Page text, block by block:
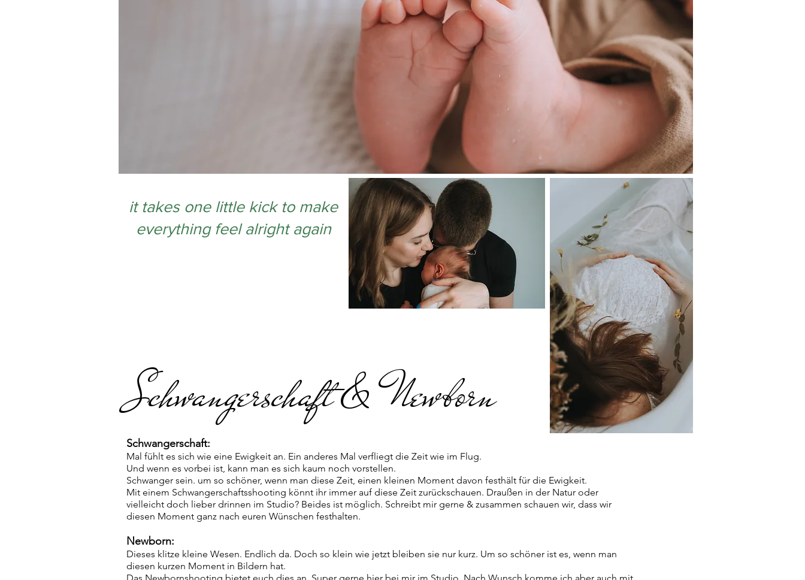
it takes one little kick to make
everything feel alright again
Schwangerschaft & Newborn
Schwangerschaft:
Mal fühlt es sich wie eine Ewigkeit an. Ein anderes Mal verfliegt die Zeit wie im Flug.
Und wenn es vorbei ist, kann man es sich kaum noch vorstellen.
Schwanger sein. um so schöner, wenn man diese Zeit, einen kleinen Moment davon festhält für die Ewigkeit.
Mit einem Schwangerschaftsshooting könnt ihr immer auf diese Zeit zurückschauen. Draußen in der Natur oder
vielleicht doch lieber drinnen im Studio? Beides ist möglich. Schreibt mir gerne & zusammen schauen wir, dass wir
diesen Moment ganz nach euren Wünschen festhalten.
Newborn:
Dieses klitze kleine Wesen. Endlich da. Doch so klein wie jetzt bleiben sie nur kurz. Um so schöner ist es, wenn man
diesen kurzen Moment in Bildern hat.
Das Newbornshooting bietet euch dies an. Super gerne hier bei mir im Studio. Nach Wunsch komme ich aber auch mit